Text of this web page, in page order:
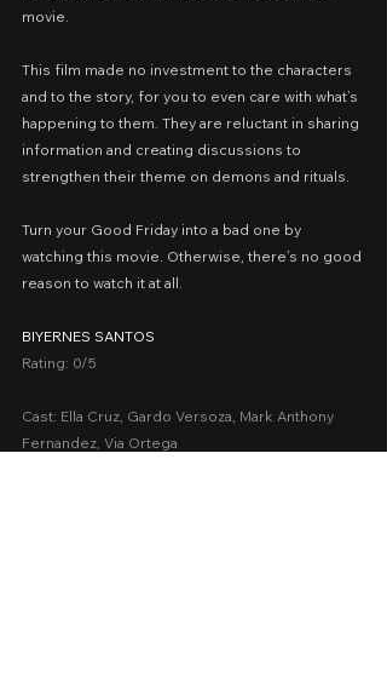
movie.
This film made no investment to the characters
and to the story, for you to even care with what’s
happening to them. They are reluctant in sharing
information and creating discussions to
strengthen their theme on demons and rituals.
Turn your Good Friday into a bad one by
watching this movie. Otherwise, there’s no good
reason to watch it at all.
BIYERNES SANTOS
Rating: 0/5
Cast: Ella Cruz, Gardo Versoza, Mark Anthony
Fernandez, Via Ortega